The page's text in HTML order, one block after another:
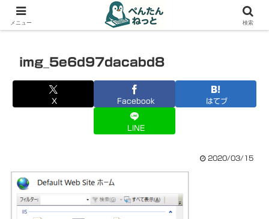
PCやガジェットの備忘録
img_5e6d97dacabd8
X Facebook はてブ
LINE
2020/03/15
メニュー 検索